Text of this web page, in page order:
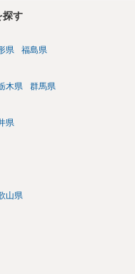
探す
県 福島県
木県 群馬県
県
山県